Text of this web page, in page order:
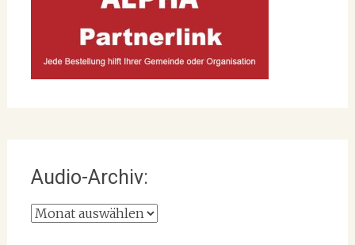
Audio-Archiv:
Audio-